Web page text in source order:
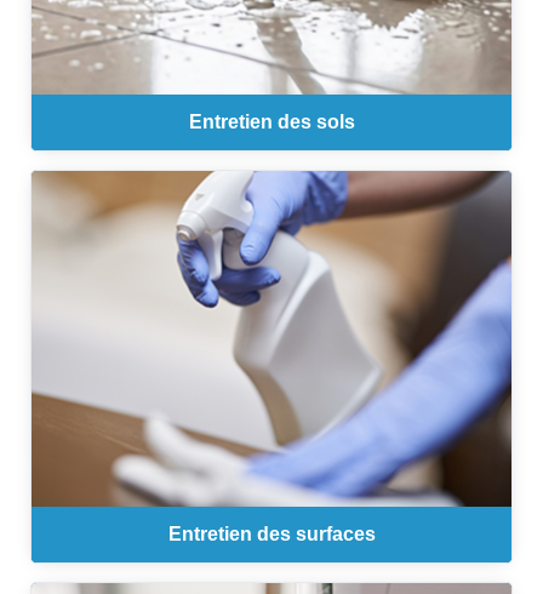
Entretien des sols
Entretien des surfaces